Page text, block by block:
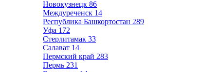
Новокузнецк 86
Междуреченск 14
Республика Башкортостан 289
Уфа 172
Стерлитамак 33
Салават 14
Пермский край 283
Пермь 231